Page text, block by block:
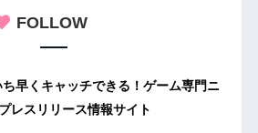
FOLLOW
早くキャッチできる！ゲーム専門ニ
レスリリース情報サイト